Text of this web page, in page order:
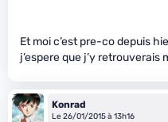
Et moi c’est pre-co depuis
j’espere que j’y retrouverais
Konrad
Le 26/01/2015 à 13h16